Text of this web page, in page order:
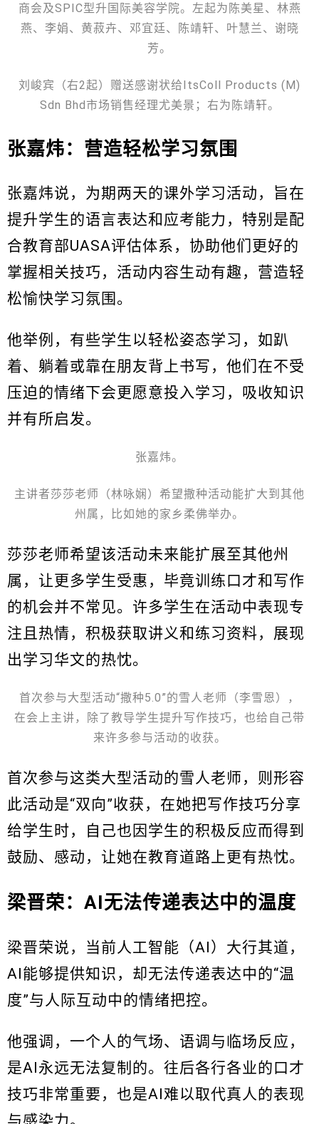
商会及SPIC型升国际美容学院。左起为陈美星、林燕
燕、李娟、黄菽卉、邓宜廷、陈靖轩、叶慧兰、谢晓
芳。
刘峻宾（右2起）赠送感谢状给ItsColl Products (M)
Sdn Bhd市场销售经理尤美景；右为陈靖轩。
张嘉炜：营造轻松学习氛围
张嘉炜说，为期两天的课外学习活动，旨在
提升学生的语言表达和应考能力，特别是配
合教育部UASA评估体系，协助他们更好的
掌握相关技巧，活动内容生动有趣，营造轻
松愉快学习氛围。
他举例，有些学生以轻松姿态学习，如趴
着、躺着或靠在朋友背上书写，他们在不受
压迫的情绪下会更愿意投入学习，吸收知识
并有所启发。
张嘉炜。
主讲者莎莎老师（林咏娴）希望撒种活动能扩大到其他
州属，比如她的家乡柔佛举办。
莎莎老师希望该活动未来能扩展至其他州
属，让更多学生受惠，毕竟训练口才和写作
的机会并不常见。许多学生在活动中表现专
注且热情，积极获取讲义和练习资料，展现
出学习华文的热忱。
首次参与大型活动“撒种5.0”的雪人老师（李雪恩），
在会上主讲，除了教导学生提升写作技巧，也给自己带
来许多参与活动的收获。
首次参与这类大型活动的雪人老师，则形容
此活动是“双向”收获，在她把写作技巧分享
给学生时，自己也因学生的积极反应而得到
鼓励、感动，让她在教育道路上更有热忱。
梁晋荣：AI无法传递表达中的温度
梁晋荣说，当前人工智能（AI）大行其道，
AI能够提供知识，却无法传递表达中的“温
度”与人际互动中的情绪把控。
他强调，一个人的气场、语调与临场反应，
是AI永远无法复制的。往后各行各业的口才
技巧非常重要，也是AI难以取代真人的表现
与感染力。